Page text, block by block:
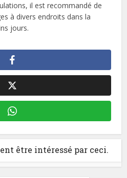
il est recommandé de
à divers endroits dans la
jours.
être intéressé par ceci.